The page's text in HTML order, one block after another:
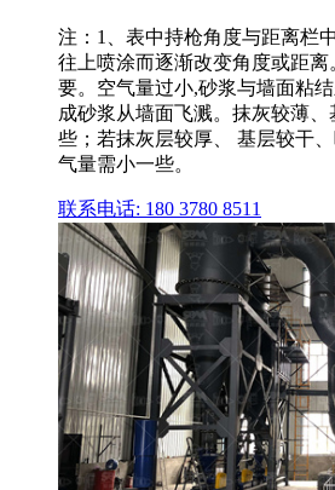
注：1、表中持枪角度与距离栏
往上喷涂而逐渐改变角度或距
要。空气量过小,砂浆与墙面粘
成砂浆从墙面飞溅。抹灰较薄
些；若抹灰层较厚、 基层较干
气量需小一些。
联系电话: 180 3780 8511